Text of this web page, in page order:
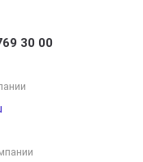
30 00